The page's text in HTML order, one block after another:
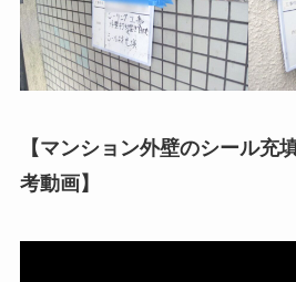
【マンション外壁のシール充
考動画】